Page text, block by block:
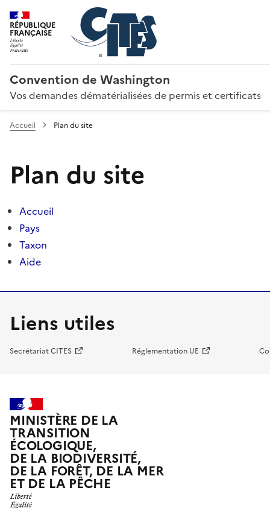
RÉPUBLIQUE
FRANÇAISE
Convention de Washington
Vos demandes dématérialisées de permis et certificats
Accueil Plan du site
Plan du site
Accueil
Pays
Taxon
Aide
Liens utiles
Secrétariat CITES Réglementation UE
MINISTÈRE DE LA
TRANSITION
ÉCOLOGIQUE,
DE LA BIODIVERSITÉ,
DE LA FORÊT, DE LA MER
ET DE LA PÊCHE